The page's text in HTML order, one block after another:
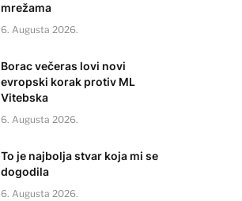
mrežama
6. Augusta 2026.
Borac večeras lovi novi
evropski korak protiv ML
Vitebska
6. Augusta 2026.
To je najbolja stvar koja mi se
dogodila
6. Augusta 2026.